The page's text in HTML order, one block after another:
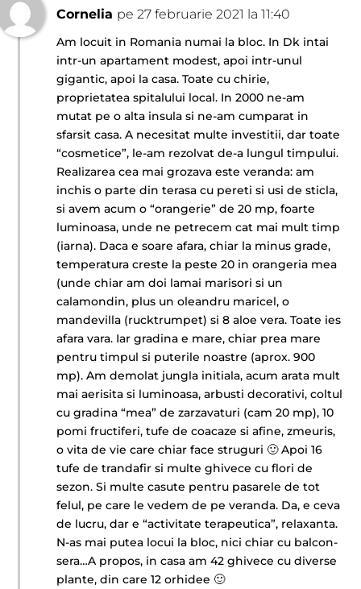
Cornelia pe 27 februarie 2021 la 11:40
Am locuit in Romania numai la bloc. In Dk intai
intr-un apartament modest, apoi intr-unul
gigantic, apoi la casa. Toate cu chirie,
proprietatea spitalului local. In 2000 ne-am
mutat pe o alta insula si ne-am cumparat in
sfarsit casa. A necesitat multe investitii, dar toate
“cosmetice”, le-am rezolvat de-a lungul timpului.
Realizarea cea mai grozava este veranda: am
inchis o parte din terasa cu pereti si usi de sticla,
si avem acum o “orangerie” de 20 mp, foarte
luminoasa, unde ne petrecem cat mai mult timp
(iarna). Daca e soare afara, chiar la minus grade,
temperatura creste la peste 20 in orangeria mea
(unde chiar am doi lamai marisori si un
calamondin, plus un oleandru maricel, o
mandevilla (rucktrumpet) si 8 aloe vera. Toate ies
afara vara. Iar gradina e mare, chiar prea mare
pentru timpul si puterile noastre (aprox. 900
mp). Am demolat jungla initiala, acum arata mult
mai aerisita si luminoasa, arbusti decorativi, coltul
cu gradina “mea” de zarzavaturi (cam 20 mp), 10
pomi fructiferi, tufe de coacaze si afine, zmeuris,
o vita de vie care chiar face struguri 🙂 Apoi 16
tufe de trandafir si multe ghivece cu flori de
sezon. Si multe casute pentru pasarele de tot
felul, pe care le vedem de pe veranda. Da, e ceva
de lucru, dar e “activitate terapeutica”, relaxanta.
N-as mai putea locui la bloc, nici chiar cu balcon-
sera…A propos, in casa am 42 ghivece cu diverse
plante, din care 12 orhidee 🙂